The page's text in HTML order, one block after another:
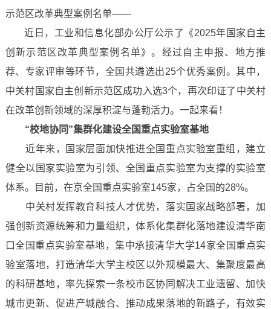
示范区改革典型案例名单——
近日，工业和信息化部办公厅公示了《2025年国家自主
创新示范区改革典型案例名单》。经过自主申报、地方推
荐、专家评审等环节，全国共遴选出25个优秀案例。其中，
中关村国家自主创新示范区成功入选3个，再次印证了中关村
在改革创新领域的深厚积淀与蓬勃活力。一起来看！
“校地协同”集群化建设全国重点实验室基地
近年来，国家层面加快推进全国重点实验室重组，建立
健全以国家实验室为引领、全国重点实验室为支撑的实验室
体系。目前，在京全国重点实验室145家，占全国的28%。
中关村发挥教育科技人才优势，落实国家战略部署，加
强创新资源统筹和力量组织，体系化集群化落地建设清华南
口全国重点实验室基地，集中承接清华大学14家全国重点实
验室落地，打造清华大学主校区以外规模最大、集聚度最高
的科研基地，率先探索一条校市区协同解决工业遗留、加快
城市更新、促进产城融合、推动成果落地的新路子，有效实